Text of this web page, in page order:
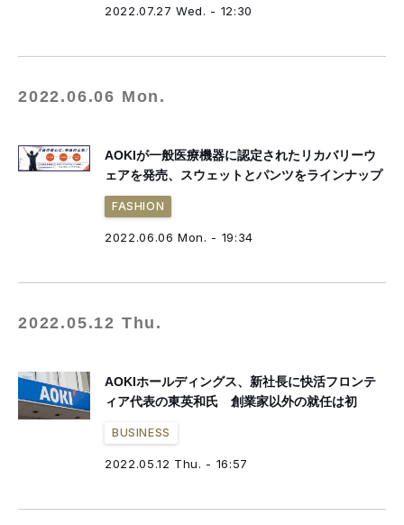
2022.07.27 Wed. - 12:30
2022.06.06 Mon.
AOKIが一般医療機器に認定されたリカバリーウ
ェアを発売、スウェットとパンツをラインナップ
FASHION
2022.06.06 Mon. - 19:34
2022.05.12 Thu.
AOKIホールディングス、新社長に快活フロンテ
ィア代表の東英和氏 創業家以外の就任は初
BUSINESS
2022.05.12 Thu. - 16:57